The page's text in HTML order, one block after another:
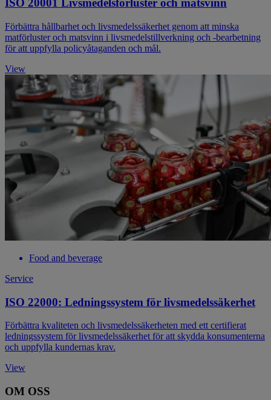
ISO 20001 Livsmedelsförluster och matsvinn
Förbättra hållbarhet och livsmedelssäkerhet genom att minska
matförluster och matsvinn i livsmedelstillverkning och -bearbetning
för att uppfylla policyåtaganden och mål.
View
Food and beverage
Service
ISO 22000: Ledningssystem för livsmedelssäkerhet
Förbättra kvaliteten och livsmedelssäkerheten med ett certifierat
ledningssystem för livsmedelssäkerhet för att skydda konsumenterna
och uppfylla kundernas krav.
View
OM OSS